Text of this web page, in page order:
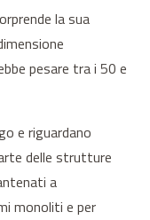
la sua
pesare tra i 50 e
e riguardano
delle strutture
a
monoliti e per